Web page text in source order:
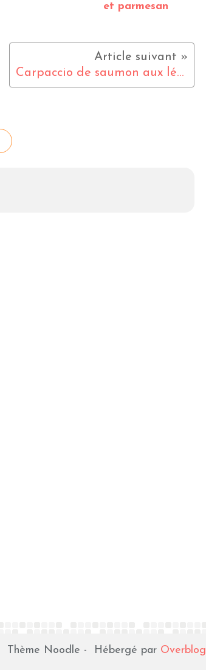
et parmesan
Carpaccio de saumon aux légumes croquants et au citron vert.
Thème Noodle - Hébergé par Overblog